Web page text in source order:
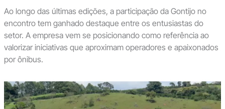
Ao longo das últimas edições, a participação da Gontijo no
encontro tem ganhado destaque entre os entusiastas do
setor. A empresa vem se posicionando como referência ao
valorizar iniciativas que aproximam operadores e apaixonados
por ônibus.